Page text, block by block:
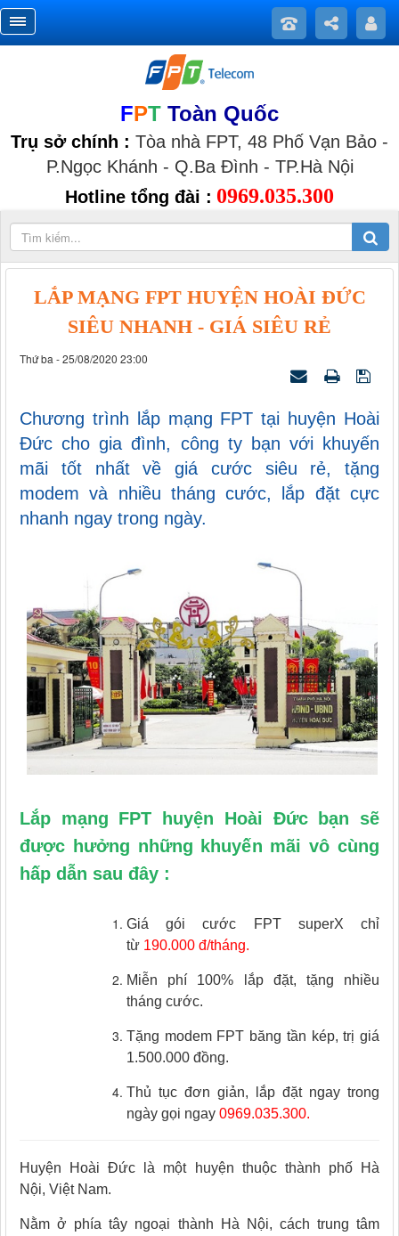
FPT Toàn Quốc
Trụ sở chính : Tòa nhà FPT, 48 Phố Vạn Bảo -
P.Ngọc Khánh - Q.Ba Đình - TP.Hà Nội
Hotline tổng đài : 0969.035.300
LẮP MẠNG FPT HUYỆN HOÀI ĐỨC
SIÊU NHANH - GIÁ SIÊU RẺ
Thứ ba - 25/08/2020 23:00
Chương trình lắp mạng FPT tại huyện Hoài
Đức cho gia đình, công ty bạn với khuyến
mãi tốt nhất về giá cước siêu rẻ, tặng
modem và nhiều tháng cước, lắp đặt cực
nhanh ngay trong ngày.
Lắp mạng FPT huyện Hoài Đức bạn sẽ
được hưởng những khuyến mãi vô cùng
hấp dẫn sau đây :
Giá gói cước FPT superX chỉ
từ 190.000 đ/tháng.
Miễn phí 100% lắp đặt, tặng nhiều
tháng cước.
Tặng modem FPT băng tần kép, trị giá
1.500.000 đồng.
Thủ tục đơn giản, lắp đặt ngay trong
ngày gọi ngay 0969.035.300.
Huyện Hoài Đức là một huyện thuộc thành phố Hà
Nội, Việt Nam.
Nằm ở phía tây ngoại thành Hà Nội, cách trung tâm